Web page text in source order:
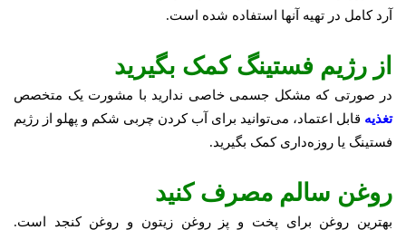
آرد کامل در تهیه آنها استفاده شده است.
از رژیم فستینگ کمک بگیرید
در صورتی که مشکل جسمی خاصی ندارید با مشورت یک متخصص
تغذیه قابل اعتماد، می‌توانید برای آب کردن چربی شکم و پهلو از رژیم
فستینگ یا روزه‌داری کمک بگیرید.
روغن سالم مصرف کنید
بهترین روغن برای پخت و پز روغن زیتون و روغن کنجد است.